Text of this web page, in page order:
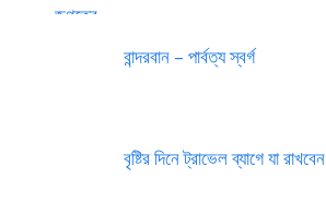
বান্দরবান – পার্বত্য স্বর্গ
বৃষ্টির দিনে ট্রাভেল ব্যাগে যা রাখবেন